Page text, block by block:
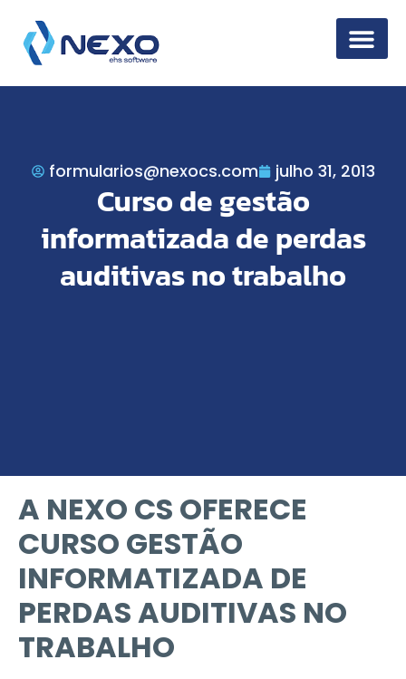
formularios@nexocs.com julho 31, 2013
Curso de gestão
informatizada de perdas
auditivas no trabalho
A NEXO CS OFERECE
CURSO GESTÃO
INFORMATIZADA DE
PERDAS AUDITIVAS NO
TRABALHO